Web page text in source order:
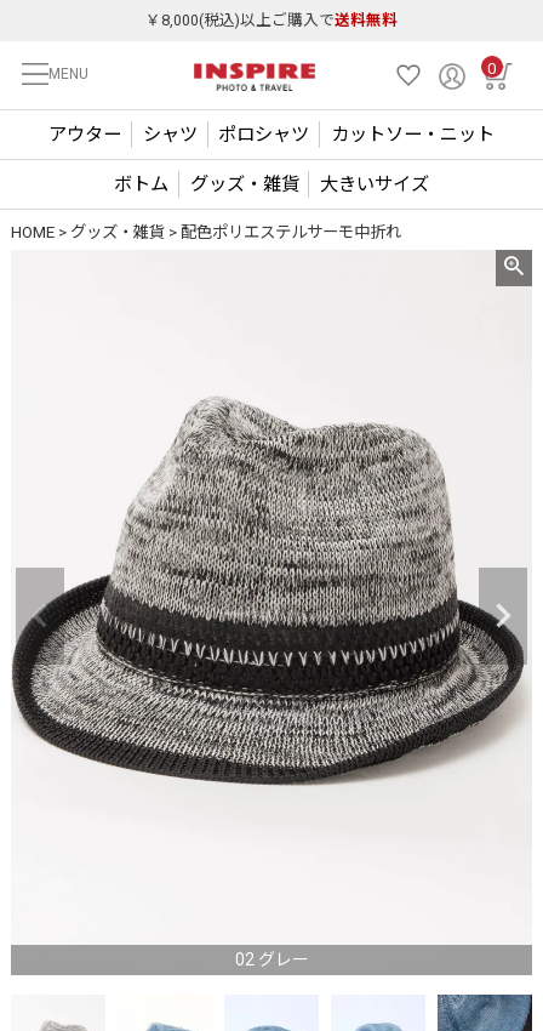
￥8,000(税込)以上ご購入で送料無料
MENU 0
アウター シャツ ポロシャツ カットソー・ニット
ボトム グッズ・雑貨 大きいサイズ
HOME グッズ・雑貨 配色ポリエステルサーモ中折れ
02 グレー